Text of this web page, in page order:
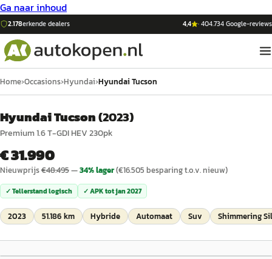
Ga naar inhoud
2.178erkende dealers 4,4 ·404.734Google-reviews
Home›Occasions›Hyundai›Hyundai Tucson
Hyundai Tucson(2023)
Premium 1.6 T-GDI HEV 230pk
€ 31.990
Nieuwprijs€48.495—34% lager(€16.505 besparing t.o.v. nieuw)
✓ Tellerstand logisch ✓ APK totjan 2027
2023 51.186 km Hybride Automaat Suv Shimmering
1/29